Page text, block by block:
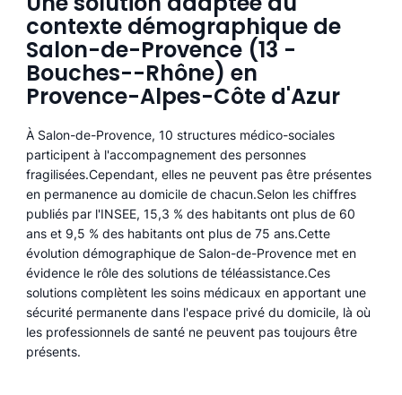
contexte démographique de
Salon-de-Provence (13 -
Bouches--Rhône) en
Provence-Alpes-Côte d'Azur
À Salon-de-Provence, 10 structures médico-sociales
participent à l'accompagnement des personnes
fragilisées.Cependant, elles ne peuvent pas être présentes
en permanence au domicile de chacun.Selon les chiffres
publiés par l'INSEE, 15,3 % des habitants ont plus de 60
ans et 9,5 % des habitants ont plus de 75 ans.Cette
évolution démographique de Salon-de-Provence met en
évidence le rôle des solutions de téléassistance.Ces
solutions complètent les soins médicaux en apportant une
sécurité permanente dans l'espace privé du domicile, là où
les professionnels de santé ne peuvent pas toujours être
présents.